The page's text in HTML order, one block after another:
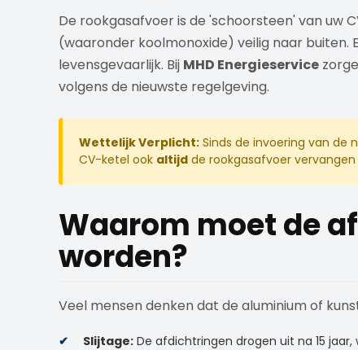
De rookgasafvoer is de 'schoorsteen' van uw
(waaronder koolmonoxide) veilig naar buiten.
levensgevaarlijk. Bij MHD Energieservice
volgens de nieuwste regelgeving.
Wettelijk Verplicht: Sinds de invoering van de
CV-ketel ook altijd de rookgasafvoer
Waarom moet de
worden?
Veel mensen denken dat de aluminium of
Slijtage: De afdichtringen drogen uit na 15